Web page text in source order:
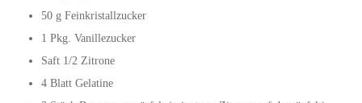
50 g Feinkristallzucker
1 Pkg. Vanillezucker
Saft 1/2 Zitrone
4 Blatt Gelatine